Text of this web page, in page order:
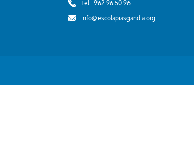
Tel.: 962 96 50 96
info@escolapiasgandia.org